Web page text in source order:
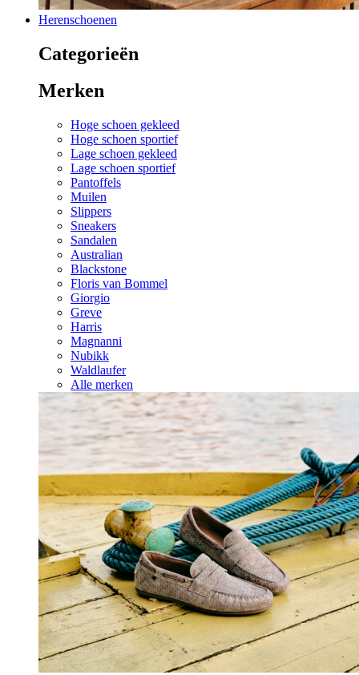
Herenschoenen
Categorieën
Merken
Hoge schoen gekleed
Hoge schoen sportief
Lage schoen gekleed
Lage schoen sportief
Pantoffels
Muilen
Slippers
Sneakers
Sandalen
Australian
Blackstone
Floris van Bommel
Giorgio
Greve
Harris
Magnanni
Nubikk
Waldlaufer
Alle merken